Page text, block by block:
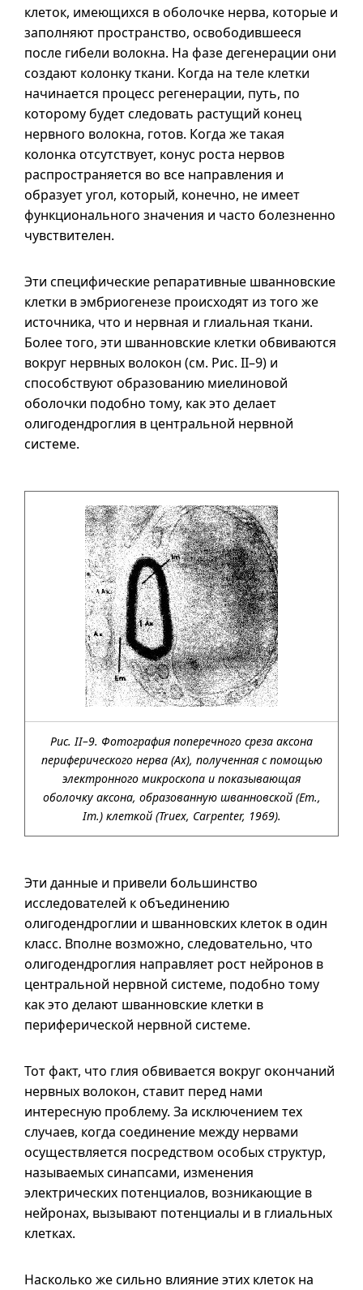
клеток, имеющихся в оболочке нерва, которые и
заполняют пространство, освободившееся
после гибели волокна. На фазе дегенерации они
создают колонку ткани. Когда на теле клетки
начинается процесс регенерации, путь, по
которому будет следовать растущий конец
нервного волокна, готов. Когда же такая
колонка отсутствует, конус роста нервов
распространяется во все направления и
образует угол, который, конечно, не имеет
функционального значения и часто болезненно
чувствителен.
Эти специфические репаративные шванновские
клетки в эмбриогенезе происходят из того же
источника, что и нервная и глиальная ткани.
Более того, эти шванновские клетки обвиваются
вокруг нервных волокон (см. Pис. II–9) и
способствуют образованию миелиновой
оболочки подобно тому, как это делает
олигодендроглия в центральной нервной
системе.
Рис. II–9. Фотография поперечного среза аксона
периферического нерва (Ах), полученная с помощью
электронного микроскопа и показывающая
оболочку аксона, образованную шванновской (Em.,
Im.) клеткой (Truex, Carpenter, 1969).
Эти данные и привели большинство
исследователей к объединению
олигодендроглии и шванновских клеток в один
класс. Вполне возможно, следовательно, что
олигодендроглия направляет рост нейронов в
центральной нервной системе, подобно тому
как это делают шванновские клетки в
периферической нервной системе.
Тот факт, что глия обвивается вокруг окончаний
нервных волокон, ставит перед нами
интересную проблему. За исключением тех
случаев, когда соединение между нервами
осуществляется посредством особых структур,
называемых синапсами, изменения
электрических потенциалов, возникающие в
нейронах, вызывают потенциалы и в глиальных
клетках.
Насколько же сильно влияние этих клеток на